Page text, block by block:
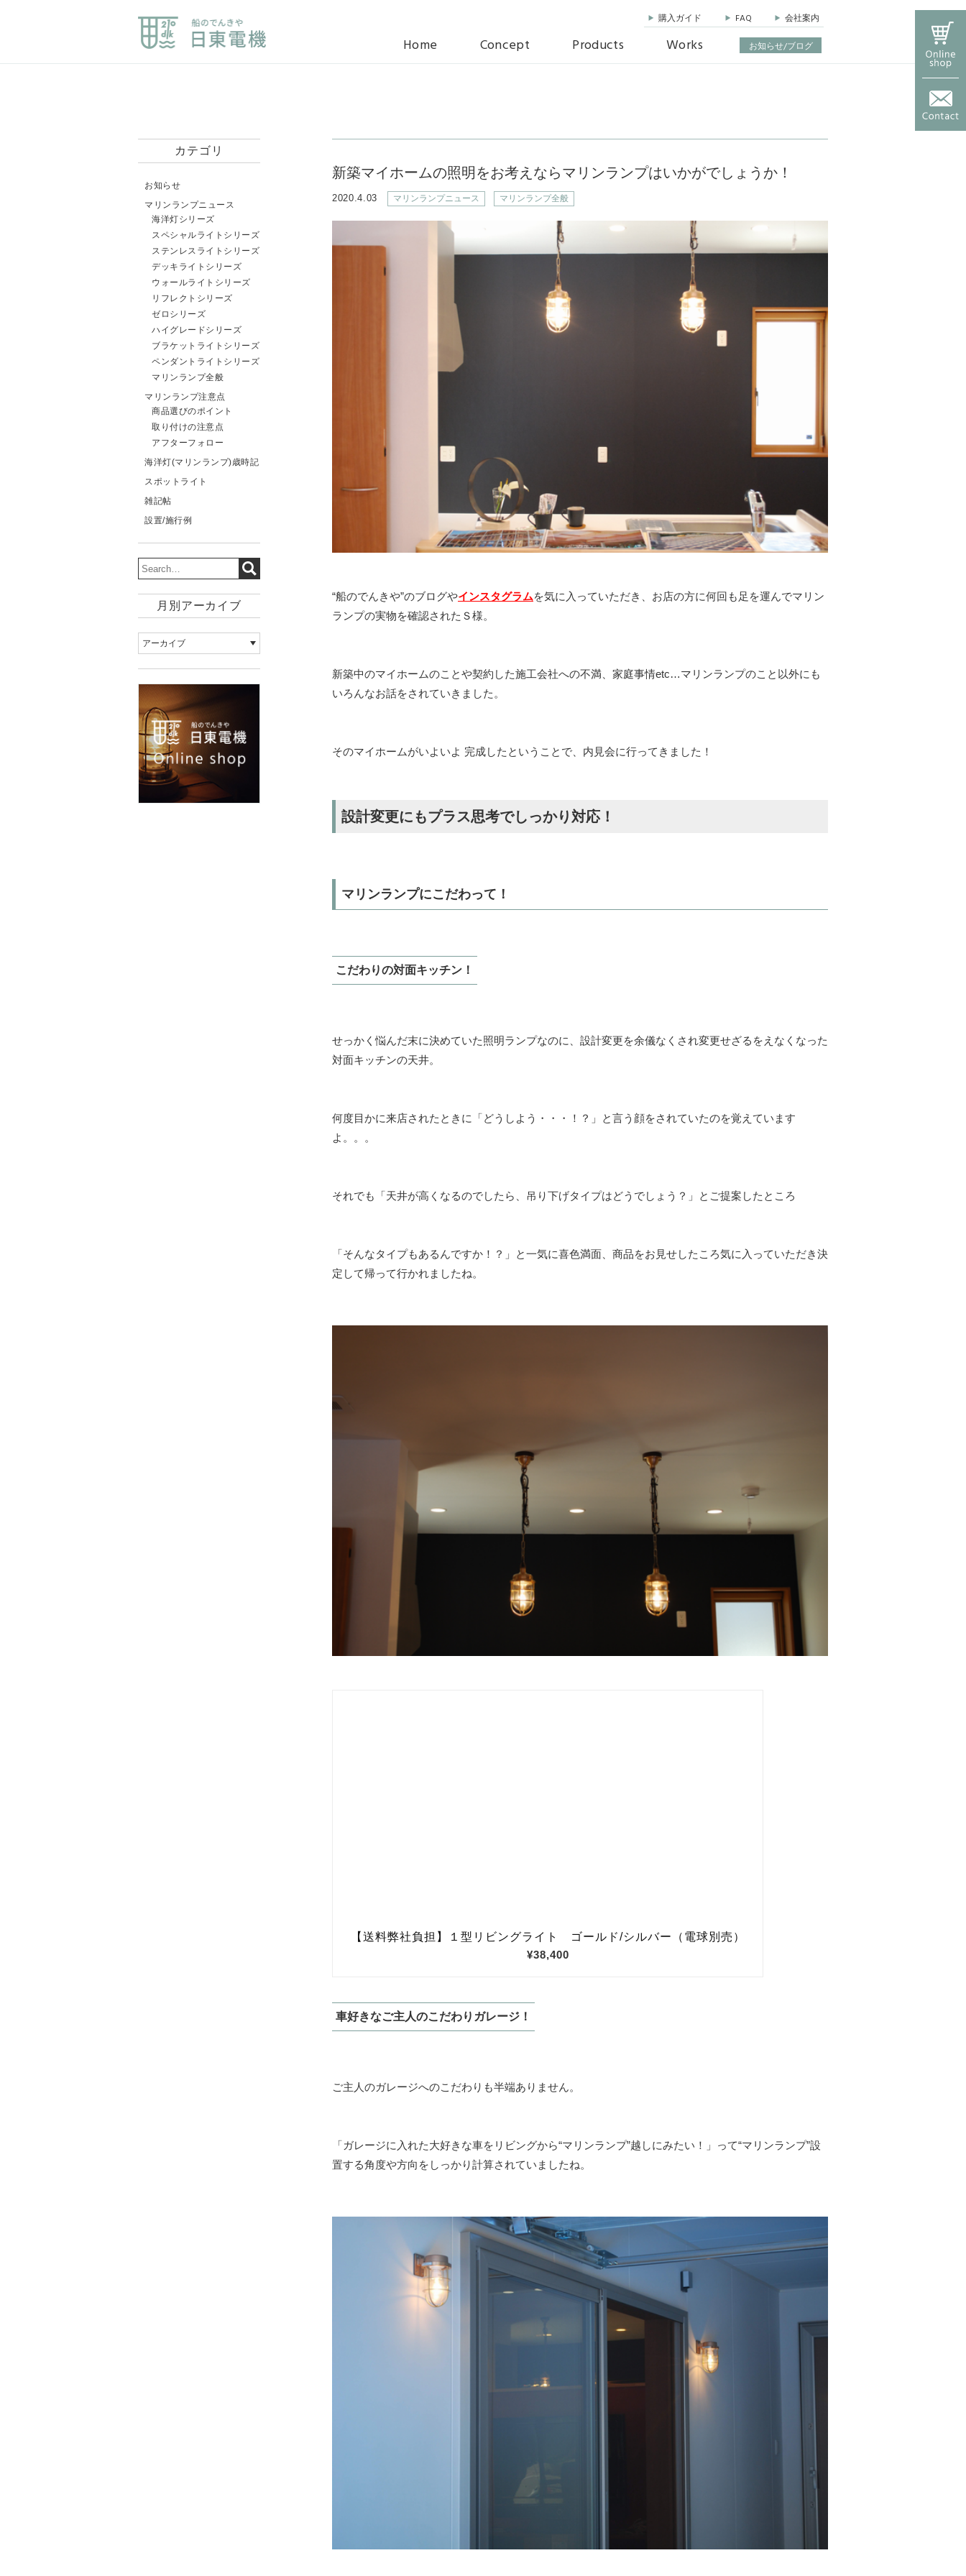
購入ガイド FAQ 会社案内
Home Concept Products
グローシリーズ スタン
ダードモデル
ウォールライトシリーズ
Works News & Blog
お知らせ/ブログ
新築マイホームの照明をお考えならマリンランプはいかがでしょうか！
2020.4.03 マリンランプニュース マリンランプ全般
“船のでんきや”のブログやインスタグラムを気に入っていただき、お店の方に何回も足を運んでマリン
ランプの実物を確認されたＳ様。
新築中のマイホームのことや契約した施工会社への不満、家庭事情etc…マリンランプのこと以外にも
いろんなお話をされていきました。
そのマイホームがいよいよ 完成したということで、内見会に行ってきました！
設計変更にもプラス思考でしっかり対応！
マリンランプにこだわって！
こだわりの対面キッチン！
せっかく悩んだ末に決めていた照明ランプなのに、設計変更を余儀なくされ変更せざるをえなくなった
対面キッチンの天井。
何度目かに来店されたときに「どうしよう・・・！？」と言う顔をされていたのを覚えています
よ。。。
それでも「天井が高くなるのでしたら、吊り下げタイプはどうでしょう？」とご提案したところ
「そんなタイプもあるんですか！？」と一気に喜色満面、商品をお見せしたころ気に入っていただき決
定して帰って行かれましたね。
車好きなご主人のこだわりガレージ！
ご主人のガレージへのこだわりも半端ありません。
「ガレージに入れた大好きな車をリビングから“マリンランプ”越しにみたい！」って“マリンランプ”設
置する角度や方向をしっかり計算されていましたね。
カテゴリ
お知らせ
マリンランプニュース
海洋灯シリーズ
スペシャルライトシリーズ
ステンレスライトシリーズ
デッキライトシリーズ
ウォールライトシリーズ
リフレクトシリーズ
ゼロシリーズ
ハイグレードシリーズ
ブラケットライトシリーズ
ペンダントライトシリーズ
マリンランプ全般
マリンランプ注意点
商品選びのポイント
取り付けの注意点
アフターフォロー
海洋灯(マリンランプ)歳時記
スポットライト
雑記帖
設置/施行例
月別アーカイブ